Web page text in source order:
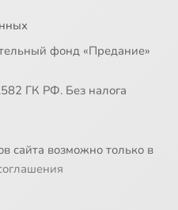
фонд «Предание»
ГК РФ. Без налога
сайта возможно только в